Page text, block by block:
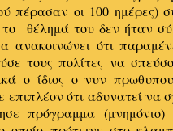
πέρασαν οι 100
θέλημά του δεν ήταν
ανακοινώνει ότι
τους πολίτες να
ο ίδιος ο νυν
ότι αδυνατεί να
πρόγραμμα